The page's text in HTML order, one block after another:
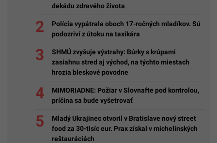
dekádu zdravého života
Polícia vypátrala oboch 17-ročných mladíkov. Sú
podozriví z útoku na taxikára
SHMÚ zvyšuje výstrahy: Búrky s krúpami
zasiahnu stred aj východ, na týchto miestach
hrozia bleskové povodne
MIMORIADNE: Požiar v Slovnafte pod kontrolou,
príčina sa bude vyšetrovať
Mladý Ukrajinec otvoril v Bratislave nový street
food za 30-tisíc eur. Prax získal v michelinských
reštauráciách